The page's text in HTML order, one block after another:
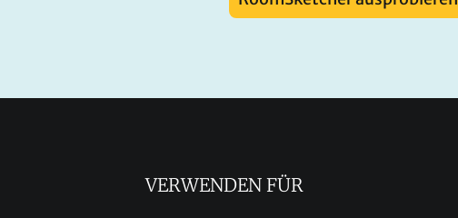
VERWENDEN FÜR